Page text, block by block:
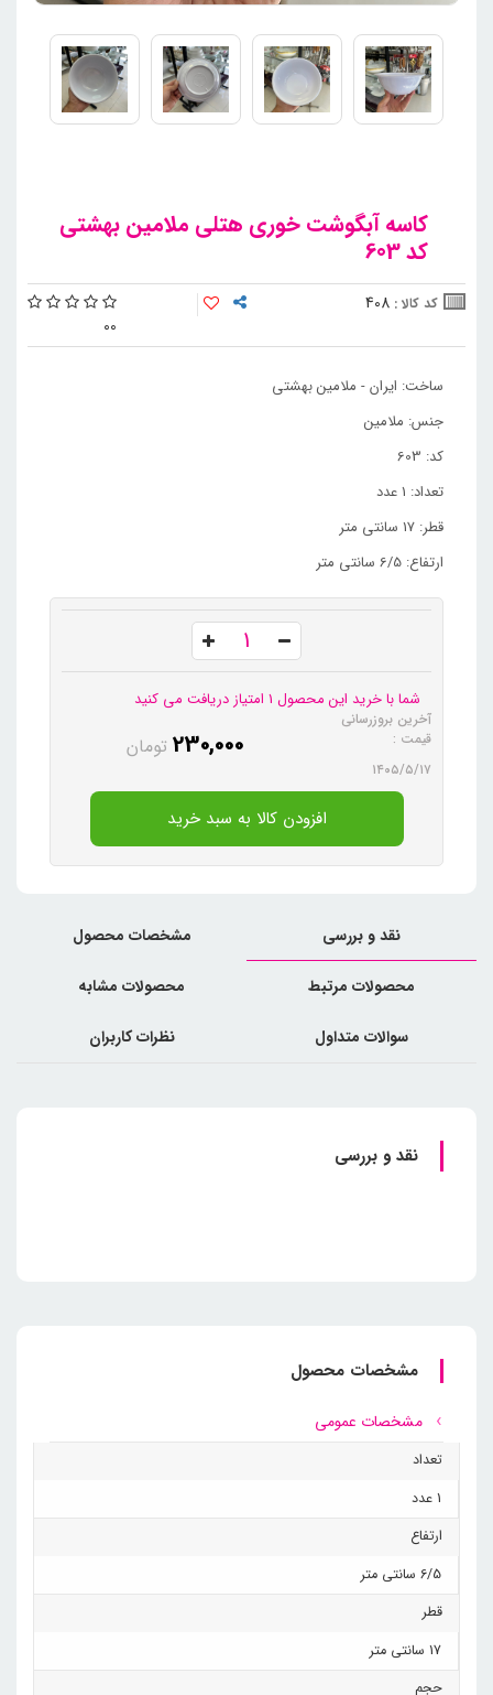
کاسه آبگوشت خوری هتلی ملامین بهشتی
کد 603
کد کالا : 408
00
ساخت: ایران - ملامین بهشتی
جنس: ملامین
کد: 603
تعداد: 1 عدد
قطر: 17 سانتی متر
ارتفاع: 6/5 سانتی متر
شما با خرید این محصول 1 امتیاز دریافت می کنید
آخرین بروزرسانی
قیمت :
۱۴۰۵/۵/۱۷
230,000 تومان
افزودن کالا به سبد خرید
نقد و بررسی مشخصات محصول
محصولات مرتبط محصولات مشابه
سوالات متداول نظرات کاربران
نقد و بررسی
مشخصات محصول
مشخصات عمومی
تعداد
1 عدد
ارتفاع
6/5 سانتی متر
قطر
17 سانتی متر
حجم